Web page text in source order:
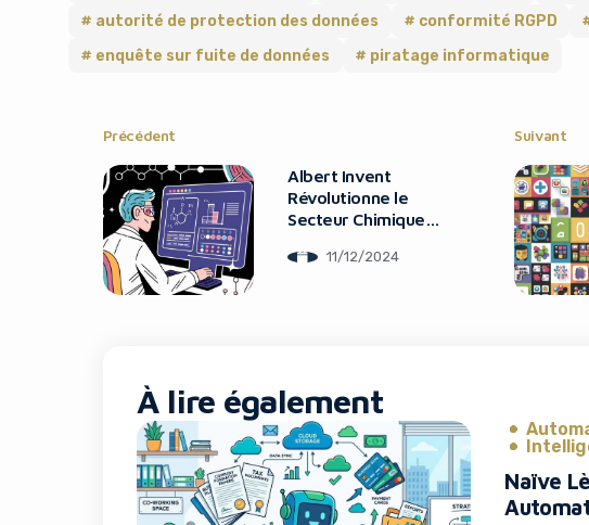
autorité de protection des données
conformité RGPD
enquête sur fuite de données
piratage informatique
Précédent
Albert Invent
Révolutionne le
Secteur Chimique
IA
11/12/2024
Suivant
À lire également
Naïve